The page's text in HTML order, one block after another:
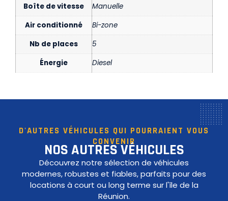
Boîte de vitesse
Manuelle
Air conditionné
Bi-zone
Nb de places
5
Énergie
Diesel
D'AUTRES VÉHICULES QUI POURRAIENT VOUS
CONVENIR
NOS AUTRES VÉHICULES
Découvrez notre sélection de véhicules
modernes, robustes et fiables, parfaits pour des
locations à court ou long terme sur l'île de la
Réunion.